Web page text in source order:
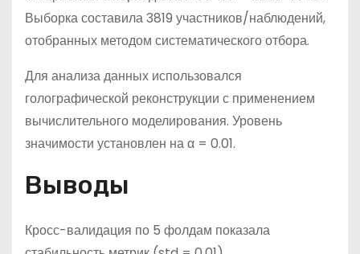
Выборка составила 3819 участников/наблюдений,
отобранных методом систематического отбора.
Для анализа данных использовался
голографической реконструкции с применением
вычислительного моделирования. Уровень
значимости установлен на α = 0.01.
Выводы
Кросс-валидация по 5 фолдам показала